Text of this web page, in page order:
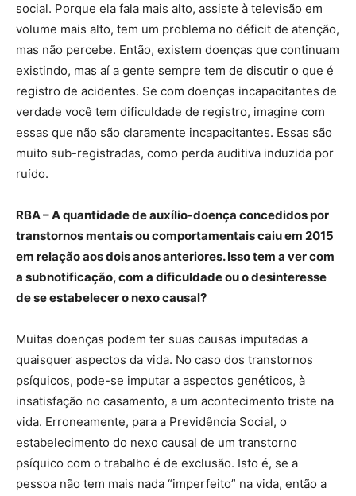
social. Porque ela fala mais alto, assiste à televisão em
volume mais alto, tem um problema no déficit de atenção,
mas não percebe. Então, existem doenças que continuam
existindo, mas aí a gente sempre tem de discutir o que é
registro de acidentes. Se com doenças incapacitantes de
verdade você tem dificuldade de registro, imagine com
essas que não são claramente incapacitantes. Essas são
muito sub-registradas, como perda auditiva induzida por
ruído.
RBA – A quantidade de auxílio-doença concedidos por
transtornos mentais ou comportamentais caiu em 2015
em relação aos dois anos anteriores. Isso tem a ver com
a subnotificação, com a dificuldade ou o desinteresse
de se estabelecer o nexo causal?
Muitas doenças podem ter suas causas imputadas a
quaisquer aspectos da vida. No caso dos transtornos
psíquicos, pode-se imputar a aspectos genéticos, à
insatisfação no casamento, a um acontecimento triste na
vida. Erroneamente, para a Previdência Social, o
estabelecimento do nexo causal de um transtorno
psíquico com o trabalho é de exclusão. Isto é, se a
pessoa não tem mais nada “imperfeito” na vida, então a